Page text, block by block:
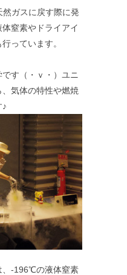
ガスに戻す際に発
窒素やドライアイ
っています。
す（・ｖ・）ユニ
気体の特性や燃焼
、-196℃の液体窒素